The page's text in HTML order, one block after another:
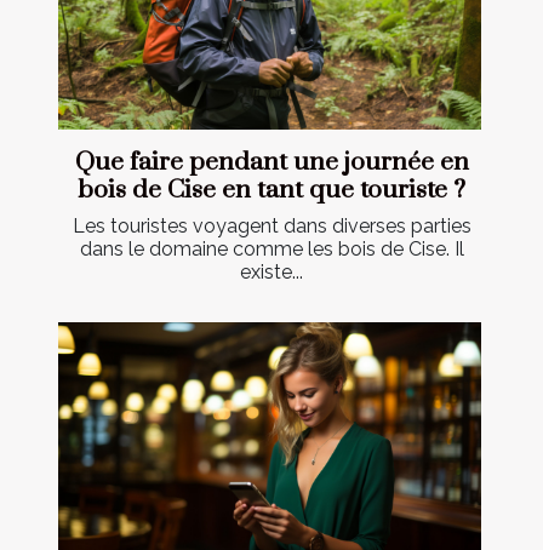
Que faire pendant une journée en
bois de Cise en tant que touriste ?
Les touristes voyagent dans diverses parties
dans le domaine comme les bois de Cise. Il
existe...